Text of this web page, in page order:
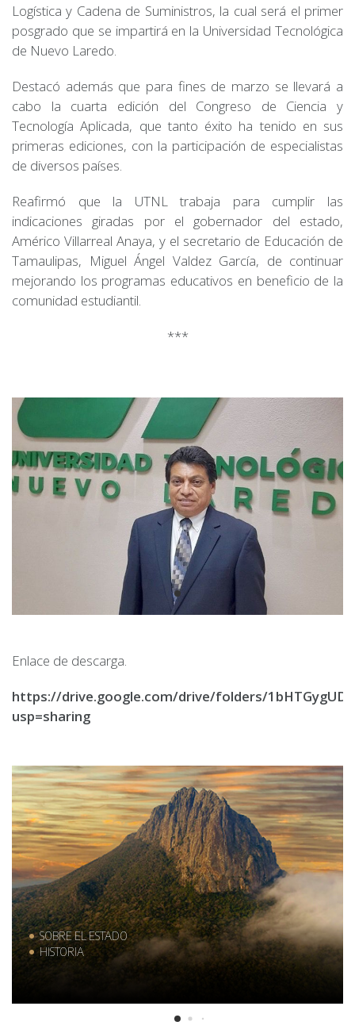
Logística y Cadena de Suministros, la cual será el primer
posgrado que se impartirá en la Universidad Tecnológica
de Nuevo Laredo.
Destacó además que para fines de marzo se llevará a
cabo la cuarta edición del Congreso de Ciencia y
Tecnología Aplicada, que tanto éxito ha tenido en sus
primeras ediciones, con la participación de especialistas
de diversos países.
Reafirmó que la UTNL trabaja para cumplir las
indicaciones giradas por el gobernador del estado,
Américo Villarreal Anaya, y el secretario de Educación de
Tamaulipas, Miguel Ángel Valdez García, de continuar
mejorando los programas educativos en beneficio de la
comunidad estudiantil.
***
Enlace de descarga.
https://drive.google.com/drive/folders/
usp=sharing
SOBRE EL ESTADO
HISTORIA